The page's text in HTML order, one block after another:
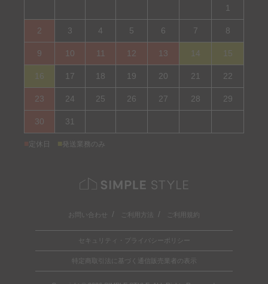
1
2 3 4 5 6 7 8
9 10 11 12 13 14 15
16 17 18 19 20 21 22
23 24 25 26 27 28 29
30 31
定休日 発送業務のみ
お問い合わせ ご利用方法 ご利用規約
セキュリティ・プライバシーポリシー
特定商取引法に基づく通信販売業者の表示